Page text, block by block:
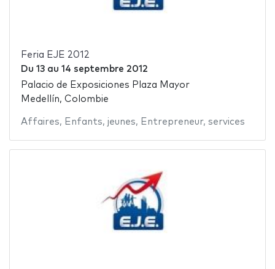
Feria EJE 2012
Du 13au 14 septembre 2012
Palacio de Exposiciones Plaza Mayor
Medellín, Colombie
Affaires, Enfants, jeunes, Entrepreneur, services